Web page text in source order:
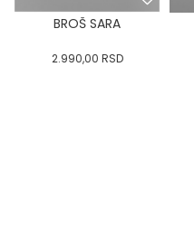
BROŠ SARA
2.990,00 RSD